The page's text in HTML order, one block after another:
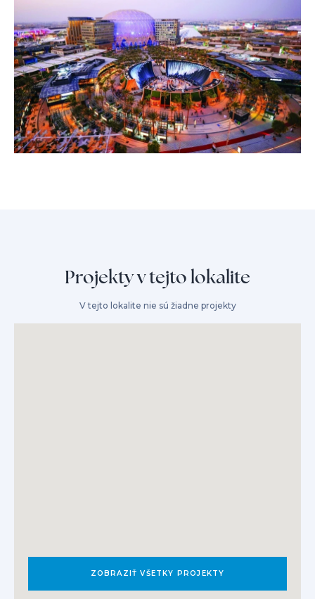
Projekty v tejto lokalite
V tejto lokalite nie sú žiadne projekty
ZOBRAZIŤ VŠETKY PROJEKTY